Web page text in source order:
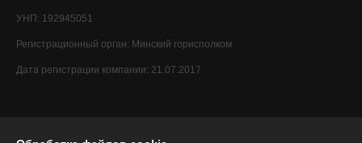
УНП: 192945051
Регистрационный орган: Минский горисполком
Дата регистрации компании: 21.07.2017